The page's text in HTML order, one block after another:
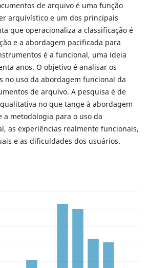
de arquivo é uma função
arquivístico e um dos principais
que operacionaliza a classificação é
e a abordagem pacificada para
é a funcional, uma ideia
anos. O objetivo é analisar os
no uso da abordagem funcional da
de arquivo. A pesquisa é de
no que tange à abordagem
a metodologia para o uso da
as experiências realmente funcionais,
e as dificuldades dos usuários.